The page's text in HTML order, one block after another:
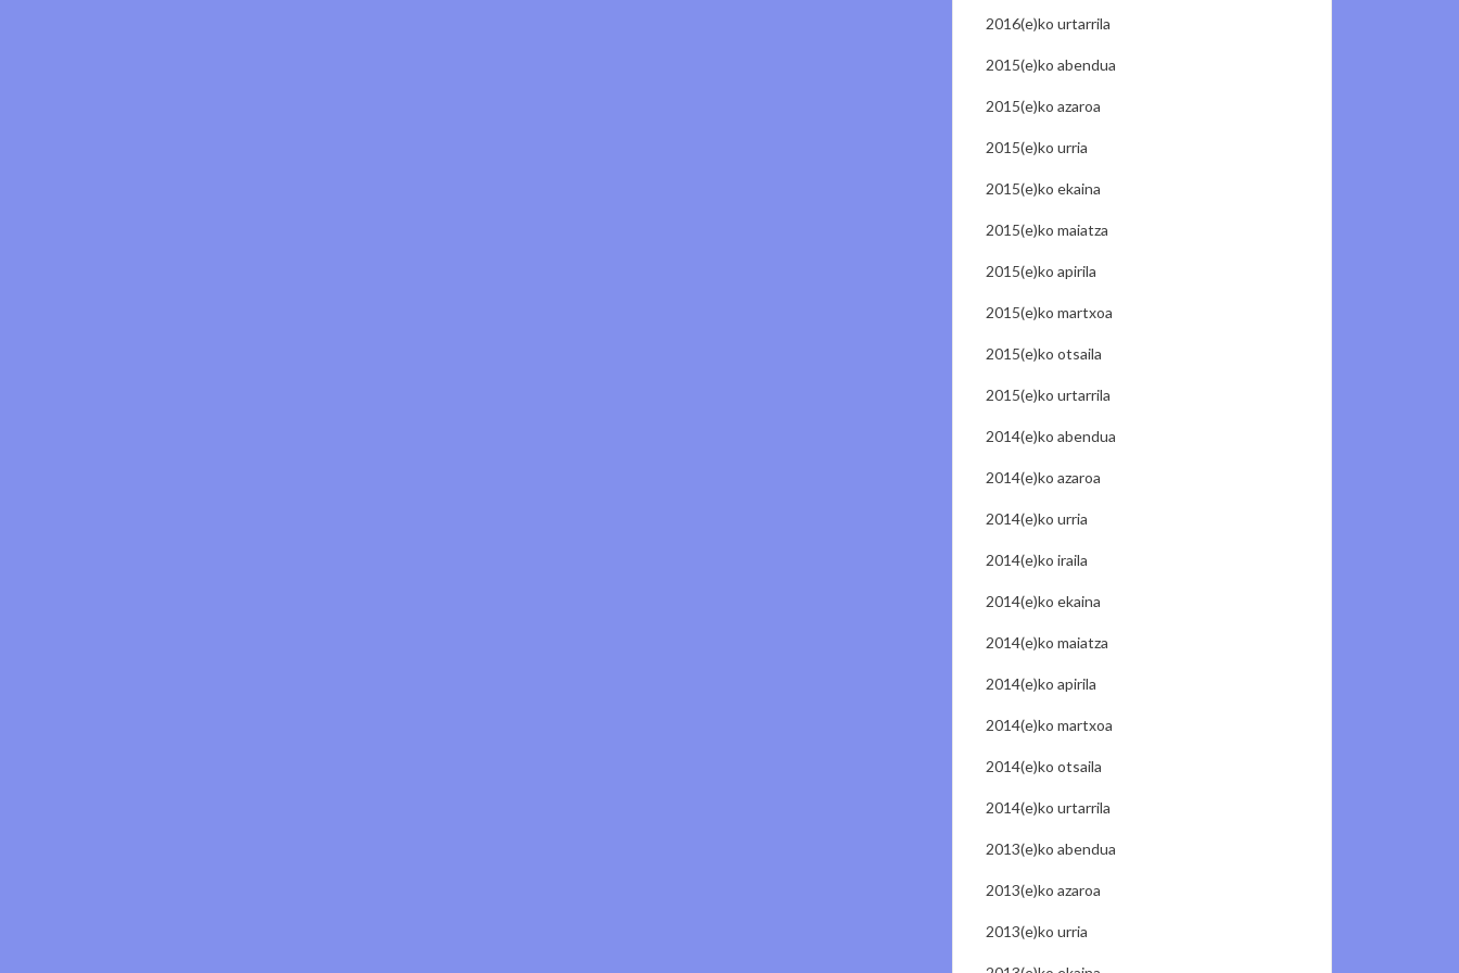
2016(e)ko urtarrila
2015(e)ko abendua
2015(e)ko azaroa
2015(e)ko urria
2015(e)ko ekaina
2015(e)ko maiatza
2015(e)ko apirila
2015(e)ko martxoa
2015(e)ko otsaila
2015(e)ko urtarrila
2014(e)ko abendua
2014(e)ko azaroa
2014(e)ko urria
2014(e)ko iraila
2014(e)ko ekaina
2014(e)ko maiatza
2014(e)ko apirila
2014(e)ko martxoa
2014(e)ko otsaila
2014(e)ko urtarrila
2013(e)ko abendua
2013(e)ko azaroa
2013(e)ko urria